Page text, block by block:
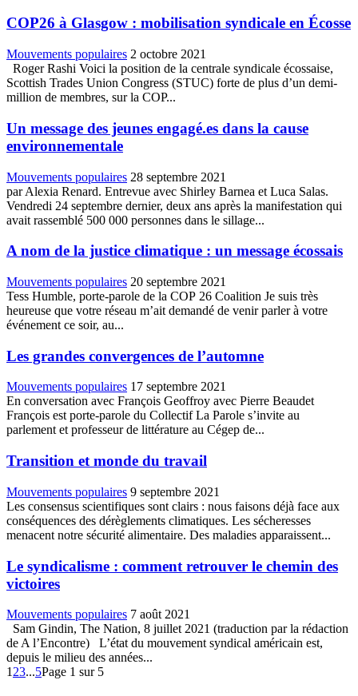
COP26 à Glasgow : mobilisation syndicale en Écosse
Mouvements populaires 2 octobre 2021
Roger Rashi Voici la position de la centrale syndicale écossaise,
Scottish Trades Union Congress (STUC) forte de plus d’un demi-
million de membres, sur la COP...
Un message des jeunes engagé.es dans la cause
environnementale
Mouvements populaires 28 septembre 2021
par Alexia Renard. Entrevue avec Shirley Barnea et Luca Salas.
Vendredi 24 septembre dernier, deux ans après la manifestation qui
avait rassemblé 500 000 personnes dans le sillage...
A nom de la justice climatique : un message écossais
Mouvements populaires 20 septembre 2021
Tess Humble, porte-parole de la COP 26 Coalition Je suis très
heureuse que votre réseau m’ait demandé de venir parler à votre
événement ce soir, au...
Les grandes convergences de l’automne
Mouvements populaires 17 septembre 2021
En conversation avec François Geoffroy avec Pierre Beaudet
François est porte-parole du Collectif La Parole s’invite au
parlement et professeur de littérature au Cégep de...
Transition et monde du travail
Mouvements populaires 9 septembre 2021
Les consensus scientifiques sont clairs : nous faisons déjà face aux
conséquences des dérèglements climatiques. Les sécheresses
menacent notre sécurité alimentaire. Des maladies apparaissent...
Le syndicalisme : comment retrouver le chemin des
victoires
Mouvements populaires 7 août 2021
Sam Gindin, The Nation, 8 juillet 2021 (traduction par la rédaction
de A l’Encontre) L’état du mouvement syndical américain est,
depuis le milieu des années...
1 23...5Page 1 sur 5